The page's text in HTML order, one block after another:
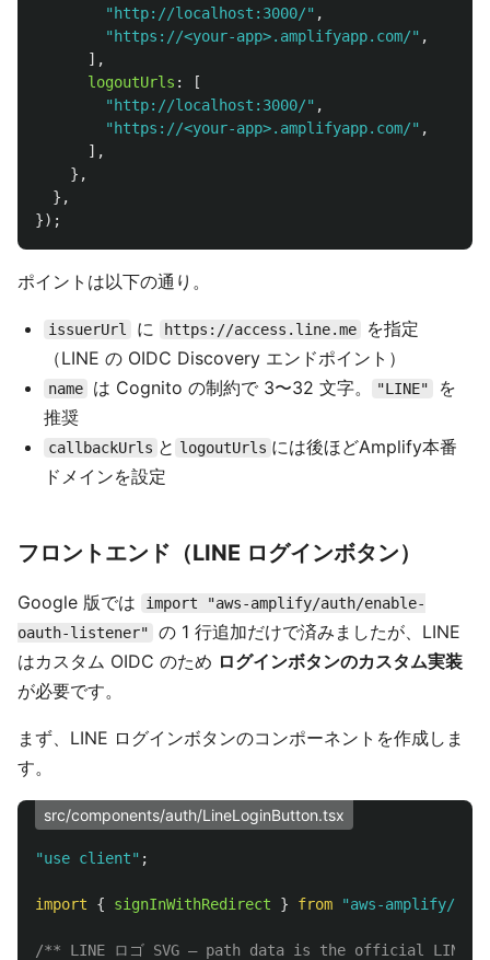
" http://localhost:3000/" ,
" https://<your-app>.amplifyapp.com/" ,
],
logoutUrls :
[
" http://localhost:3000/" ,
" https://<your-app>.amplifyapp.com/" ,
],
},
},
});
ポイントは以下の通り。
issuerUrl に https://access.line.me
を指定
（LINE の OIDC Discovery エンドポイント）
name は Cognito の制約で 3〜32 文字。 "LINE"
を
推奨
callbackUrls と logoutUrls には後ほどAmplify本番
ドメインを設定
フロントエンド（LINE ログインボタン）
Google 版では
import "aws-amplify/auth/enable-
oauth-listener"
の 1 行追加だけで済みましたが、LINE
はカスタム OIDC のため ログインボタンのカスタム実装
が必要です。
まず、LINE ログインボタンのコンポーネントを作成しま
す。
src/components/auth/LineLoginButton.tsx
"use client" ;
import { signInWithRedirect } from "aws-amplify/auth
/** LINE ロゴ SVG — path data is the official LINE